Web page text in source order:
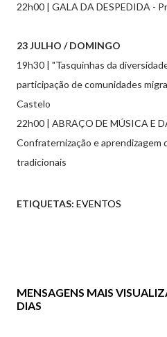
22h00 | GALA DA DESPEDIDA -
23 JULHO / DOMINGO
19h30 | "Tasquinhas da
participação de comunidades
Castelo
22h00 | ABRAÇO DE MÚSICA E
Confraternização e aprendizagem
tradicionais
ETIQUETAS: EVENTOS
MENSAGENS MAIS
DIAS